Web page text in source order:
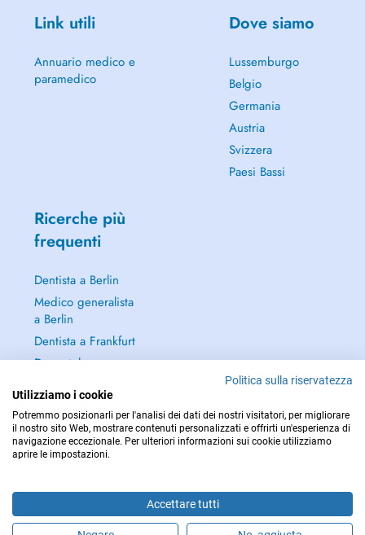
Link utili
Annuario medico e
paramedico
Dove siamo
Lussemburgo
Belgio
Germania
Austria
Svizzera
Paesi Bassi
Ricerche più
frequenti
Dentista a Berlin
Medico generalista
a Berlin
Dentista a Frankfurt
Dermatologo a
Continua a leggere
→
PER LE URGENZE, CONSULTARE : 112
Copyright © 2026 - DOCTENA Germany GmbH Kurfürstendamm 14, 10719
Politica sulla riservatezza
Utilizziamo i cookie
Potremmo posizionarli per l'analisi dei dati dei nostri visitatori, per migliorare
il nostro sito Web, mostrare contenuti personalizzati e offrirti un'esperienza di
navigazione eccezionale. Per ulteriori informazioni sui cookie utilizziamo
aprire le impostazioni.
Accettare tutti